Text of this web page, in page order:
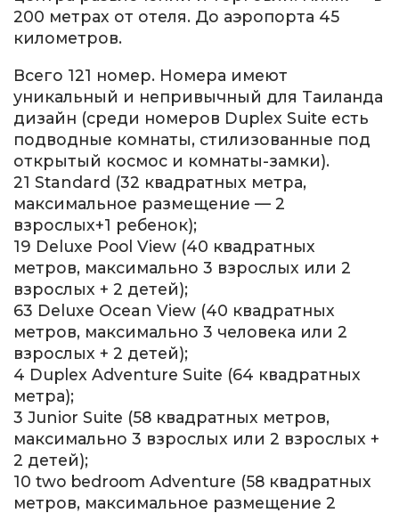
200 метрах от отеля. До аэропорта 45
километров.
Всего 121 номер. Номера имеют
уникальный и непривычный для Таиланда
дизайн (среди номеров Duplex Suite есть
подводные комнаты, стилизованные под
открытый космос и комнаты-замки).
21 Standard (32 квадратных метра,
максимальное размещение — 2
взрослых+1 ребенок);
19 Deluxe Pool View (40 квадратных
метров, максимально 3 взрослых или 2
взрослых + 2 детей);
63 Deluxe Ocean View (40 квадратных
метров, максимально 3 человека или 2
взрослых + 2 детей);
4 Duplex Adventure Suite (64 квадратных
метра);
3 Junior Suite (58 квадратных метров,
максимально 3 взрослых или 2 взрослых +
2 детей);
10 two bedroom Adventure (58 квадратных
метров, максимальное размещение 2